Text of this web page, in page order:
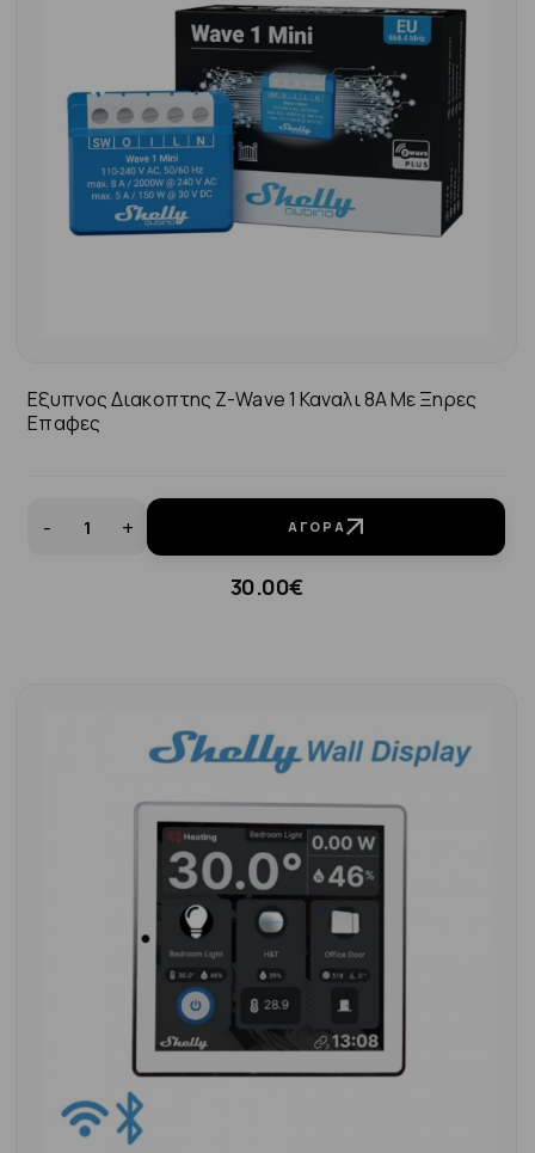
Εξυπνος Διακοπτης Ζ-Wave 1 Καναλι 8Α Με Ξηρες
Επαφες
- + ΑΓΟΡΆ
30.00€